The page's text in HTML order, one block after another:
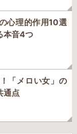
心理的作用10選
本音4つ
「メロい女」の
通点